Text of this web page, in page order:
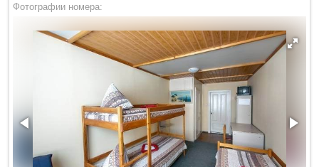
Фотографии номера: